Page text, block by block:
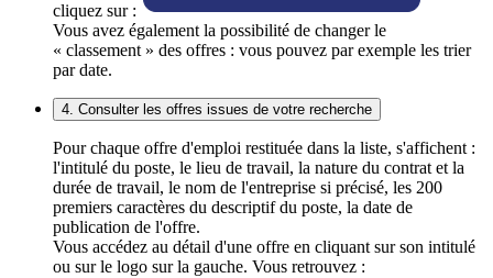
cliquez sur :
Vous avez également la possibilité de changer le
« classement » des offres : vous pouvez par exemple les trier
par date.
4. Consulter les offres issues de votre recherche
Pour chaque offre d'emploi restituée dans la liste, s'affichent :
l'intitulé du poste, le lieu de travail, la nature du contrat et la
durée de travail, le nom de l'entreprise si précisé, les 200
premiers caractères du descriptif du poste, la date de
publication de l'offre.
Vous accédez au détail d'une offre en cliquant sur son intitulé
ou sur le logo sur la gauche. Vous retrouvez :